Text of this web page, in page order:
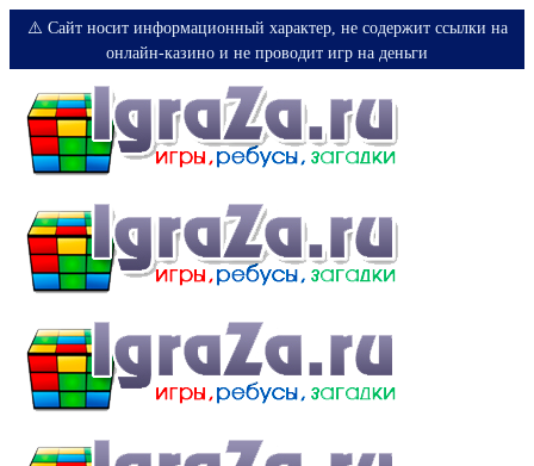
⚠️ Сайт носит информационный характер, не содержит ссылки на
онлайн-казино и не проводит игр на деньги